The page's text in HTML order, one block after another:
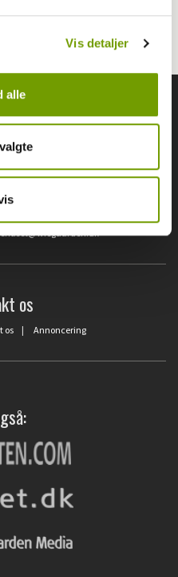
Vis detaljer
alle
os
9500 Hobro
os
os | Annoncering